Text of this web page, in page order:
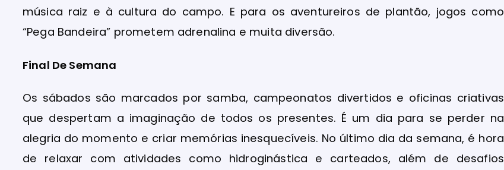
música raiz e à cultura do campo. E para os aventureiros de plantão, jogos como
“Pega Bandeira” prometem adrenalina e muita diversão.
Final De Semana
Os sábados são marcados por samba, campeonatos divertidos e oficinas criativas
que despertam a imaginação de todos os presentes. É um dia para se perder na
alegria do momento e criar memórias inesquecíveis. No último dia da semana, é hora
de relaxar com atividades como hidroginástica e carteados, além de desafios